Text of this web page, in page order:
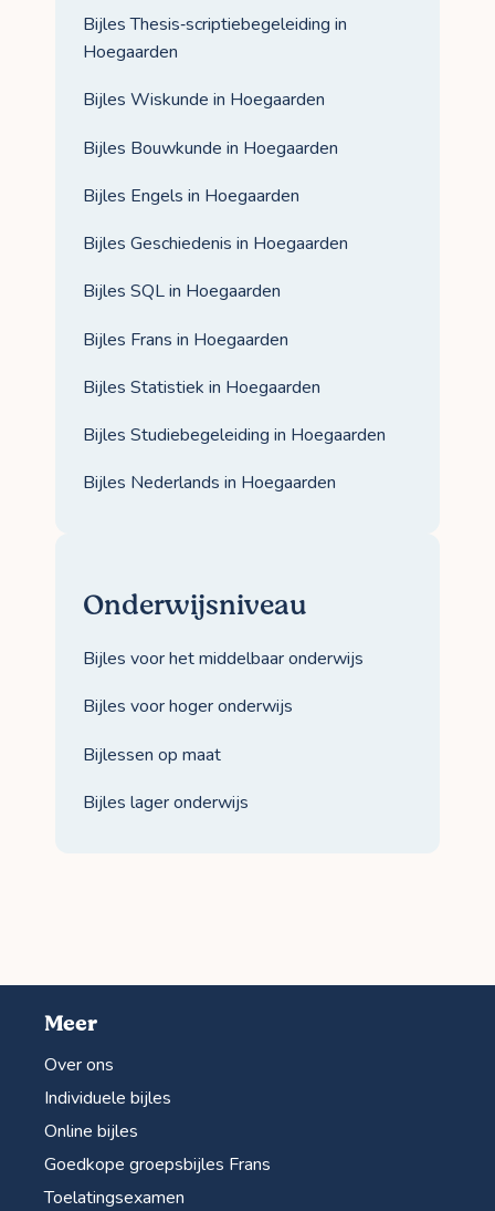
Bijles Thesis‑scriptiebegeleiding in
Hoegaarden
Bijles Wiskunde in Hoegaarden
Bijles Bouwkunde in Hoegaarden
Bijles Engels in Hoegaarden
Bijles Geschiedenis in Hoegaarden
Bijles SQL in Hoegaarden
Bijles Frans in Hoegaarden
Bijles Statistiek in Hoegaarden
Bijles Studiebegeleiding in Hoegaarden
Bijles Nederlands in Hoegaarden
Onderwijsniveau
Bijles voor het middelbaar onderwijs
Bijles voor hoger onderwijs
Bijlessen op maat
Bijles lager onderwijs
Meer
Over ons
Individuele bijles
Online bijles
Goedkope groepsbijles Frans
Toelatingsexamen